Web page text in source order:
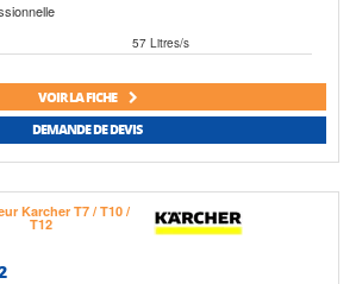
57 Litres/s
VOIR LA FICHE
DEMANDE DE DEVIS